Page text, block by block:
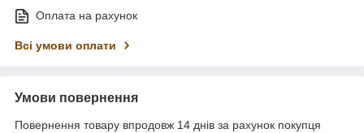
Оплата на рахунок
Всі умови оплати
Умови повернення
Повернення товару впродовж 14 днів за рахунок покупця